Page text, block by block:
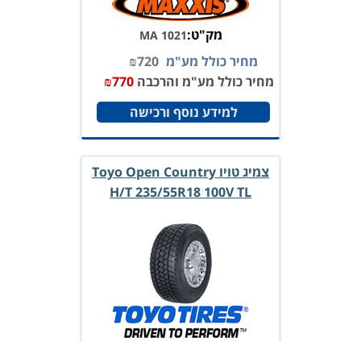
מק"ט:MA 1021
מחיר כולל מע"מ ₪720
מחיר כולל מע"מ והרכבה
₪770
למידע נוסף ורכישה
צמיג טויו Toyo Open Country
H/T 235/55R18 100V TL